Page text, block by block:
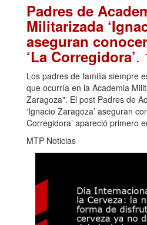
Padres de
Militarizada
aseguran
‘La Corregidora’.
Los padres de familia siempre
que ocurría en la Academia
Zaragoza". El post Padres de
‘Ignacio Zaragoza’ aseguran
Corregidora’ apareció primero
MTP Noticias